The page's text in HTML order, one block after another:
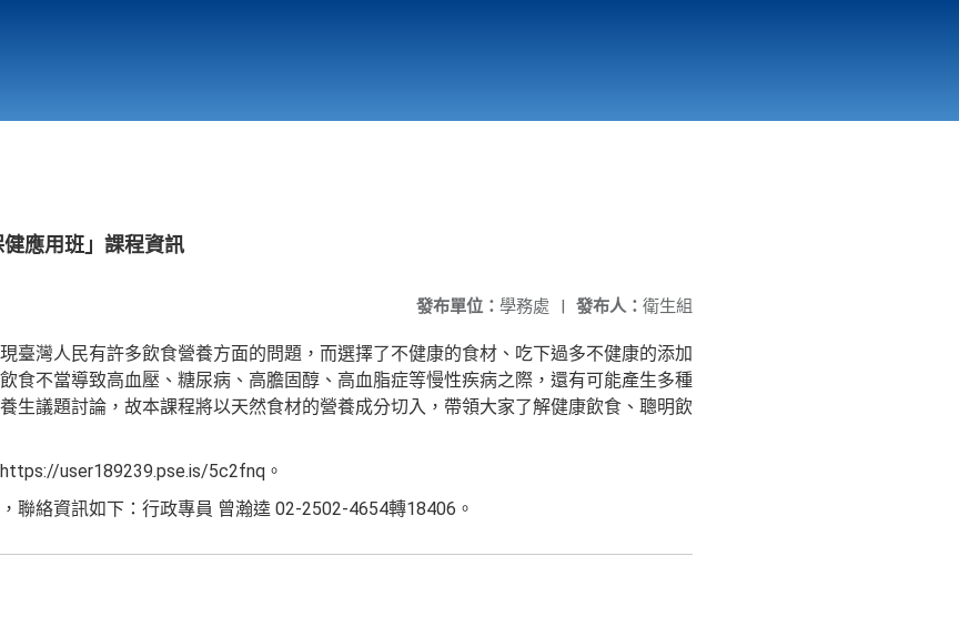
應用班」課程資訊
發布人： 衛生組
發布單位： 學務處 |
臺灣人民有許多飲食營養方面的問題，而選擇了不健康的食材、吃下過多不健康的添加
食不當導致高血壓、糖尿病、高膽固醇、高血脂症等慢性疾病之際，還有可能產生多種
生議題討論，故本課程將以天然食材的營養成分切入，帶領大家了解健康飲食、聰明飲
user189239.pse.is/5c2fnq。
聯絡資訊如下：行政專員 曾瀚逵 02-2502-4654轉18406。